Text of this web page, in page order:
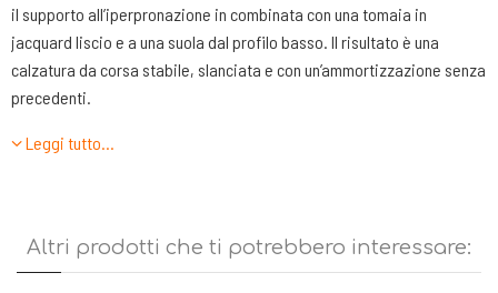
il supporto all’iperpronazione in combinata con una tomaia in
jacquard liscio e a una suola dal profilo basso. Il risultato è una
calzatura da corsa stabile, slanciata e con un’ammortizzazione senza
precedenti.
CARATTERISTICHE TECNICHE
In particolare viene utilizzata una tramatura differenziata per
assicurare traspirazione e resistenza, laddove sono necessarie.
Leggi tutto…
Altri prodotti che ti potrebbero interessare: